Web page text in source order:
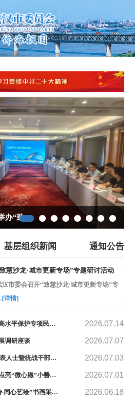
致公党武汉市委会举办“致慧沙龙·城市更新专场”专题研讨活动
基层组织新闻 通知公告
慧沙龙·城市更新专场”专题研讨活动
市委会召开“致慧沙龙·城市更新专场”专
[详情]
致公党界别开展长江高水平保护专项民主监督 聚焦跨区域流域联防联治深入调研 2026.07.14
调研座谈 2026.07.07
市委会举办2026年代表人士暨统战干部能力提升培训班 2026.07.03
市委会联合航空社区点亮“微心愿”小善举绘就基层治理温暖底色 2026.07.01
市委会举办“薪火相传·同心艺绘”书画采风活动 2026.06.18
年
年